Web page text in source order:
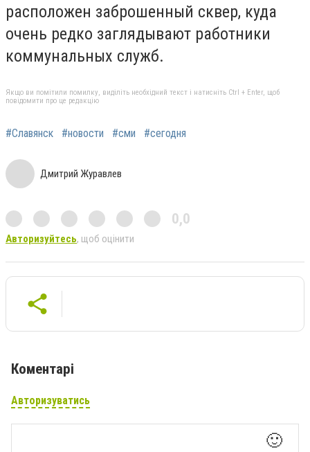
расположен заброшенный сквер, куда
очень редко заглядывают работники
коммунальных служб.
Якщо ви помітили помилку, виділіть необхідний текст і натисніть Ctrl + Enter, щоб
повідомити про це редакцію
#Славянск #новости #сми #сегодня
Дмитрий Журавлев
0,0
Авторизуйтесь, щоб оцінити
Коментарі
Авторизуватись
🙂